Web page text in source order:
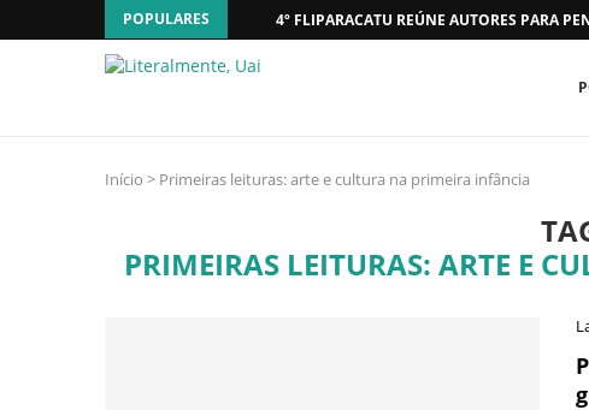
POPULARES 4º FLIPARACATU REÚNE AUTORES PARA
Início > Primeiras leituras: arte e cultura na primeira infância
PRIMEIRAS LEITURAS: ARTE E